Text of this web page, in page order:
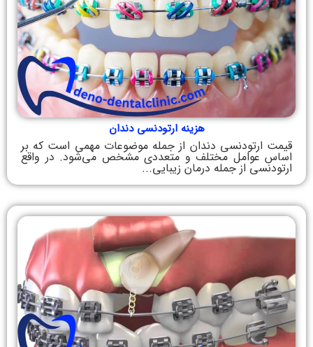
هزینه ارتودنسی دندان
قیمت ارتودنسی دندان از جمله موضوعات مهمی است که بر
اساس عوامل مختلف و متعددی مشخص می‌شود. در واقع
ارتودنسی از جمله درمان زیبایی...